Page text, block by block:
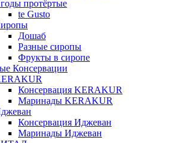
протёртые
te Gusto
Дошаб
Разные сиропы
Фрукты в сиропе
Консервации
Консервация KERAKUR
Маринады KERAKUR
Консервация Иджеван
Маринады Иджеван